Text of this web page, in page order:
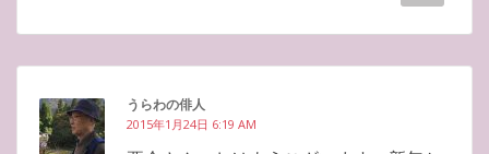
うらわの俳人
2015年1月24日 6:19 AM